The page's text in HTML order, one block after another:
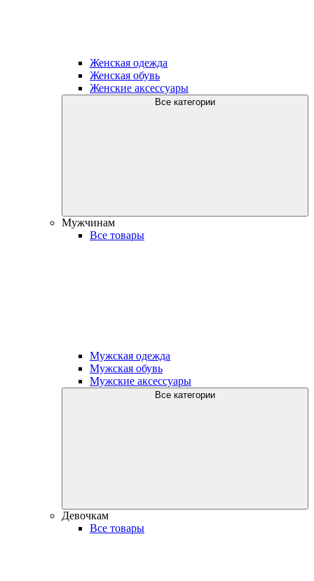
Женская одежда
Женская обувь
Женские аксессуары
Все категории
Мужчинам
Все товары
Мужская одежда
Мужская обувь
Мужские аксессуары
Все категории
Девочкам
Все товары